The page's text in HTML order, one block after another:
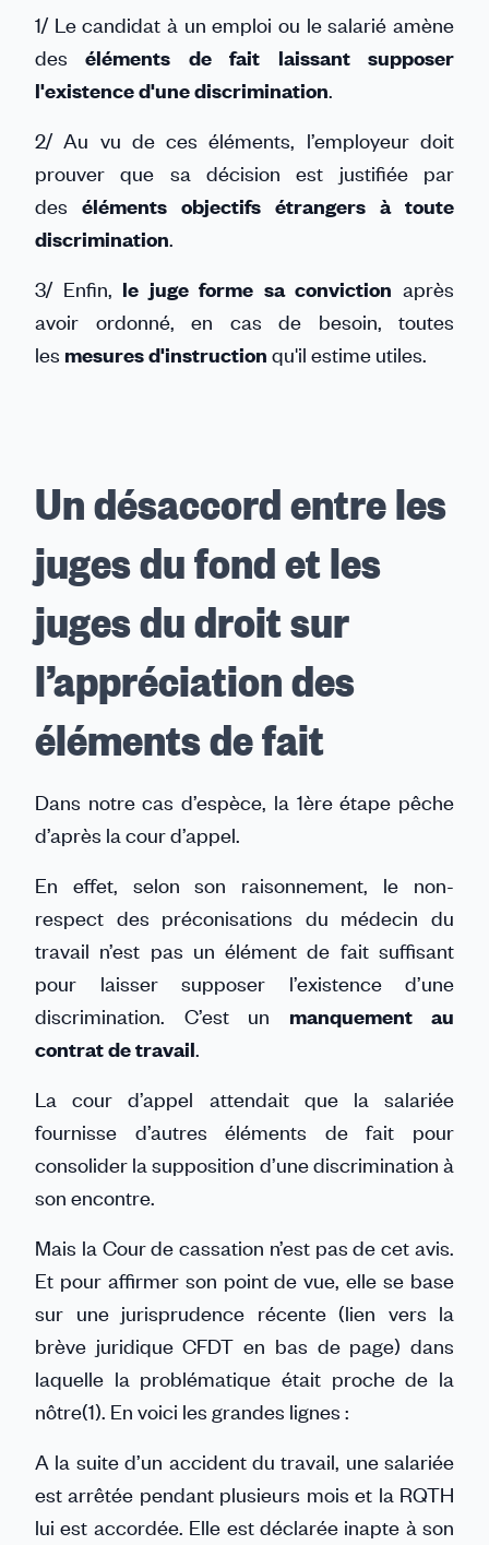
1/ Le candidat à un emploi ou le salarié amène
deséléments de fait laissant supposer
l'existence d'une discrimination.
2/ Au vu de ces éléments, l’employeur doit
prouver que sa décision est justifiée par
des éléments objectifs étrangers à toute
discrimination.
3/ Enfin, le juge forme sa conviction après
avoir ordonné, en cas de besoin, toutes
les mesures d'instruction qu'il estime utiles.
Un désaccord entre les
juges du fond et les
juges du droit sur
l’appréciation des
éléments de fait
Dans notre cas d’espèce, la 1ère étape pêche
d’après la cour d’appel.
En effet, selon son raisonnement, le non-
respect des préconisations du médecin du
travail n’est pas un élément de fait suffisant
pour laisser supposer l’existence d’une
discrimination. C’est un manquement au
contrat de travail.
La cour d’appel attendait que la salariée
fournisse d’autres éléments de fait pour
consolider la supposition d’une discrimination à
son encontre.
Mais la Cour de cassation n’est pas de cet avis.
Et pour affirmer son point de vue, elle se base
sur une jurisprudence récente (lien vers la
brève juridique CFDT en bas de page) dans
laquelle la problématique était proche de la
nôtre(1). En voici les grandes lignes :
A la suite d’un accident du travail, une salariée
est arrêtée pendant plusieurs mois et la RQTH
lui est accordée. Elle est déclarée inapte à son